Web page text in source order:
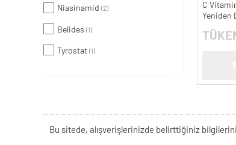
Niasinamid (2)
Belides (1)
Tyrostat (1)
C
Yeniden
Bu sitede, alışverişlerinizde belirttiğiniz